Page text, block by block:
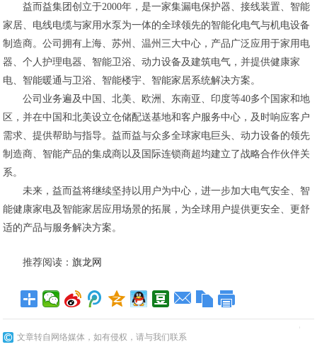
益而益集团创立于2000年，是一家集漏电保护器、接线装置、智能
家居、电线电缆与家用水泵为一体的全球领先的智能化电气与机电设备
制造商。公司拥有上海、苏州、温州三大中心，产品广泛应用于家用电
器、个人护理电器、智能卫浴、动力设备及建筑电气，并提供健康家
电、智能暖通与卫浴、智能楼宇、智能家居系统解决方案。
公司业务遍及中国、北美、欧洲、东南亚、印度等40多个国家和地
区，并在中国和北美设立仓储配送基地和客户服务中心，及时响应客户
需求、提供帮助与指导。益而益与众多全球家电巨头、动力设备的领先
制造商、智能产品的集成商以及国际连锁商超均建立了战略合作伙伴关
系。
未来，益而益将继续坚持以用户为中心，进一步加大电气安全、智
能健康家电及智能家居应用场景的拓展，为全球用户提供更安全、更舒
适的产品与服务解决方案。
推荐阅读：旗龙网
文章转自网络媒体，如有侵权，请与我们联系